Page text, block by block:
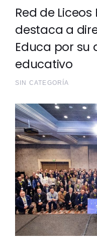
Red de
destaca a
Educa por su
educativo
SIN CATEGORÍA